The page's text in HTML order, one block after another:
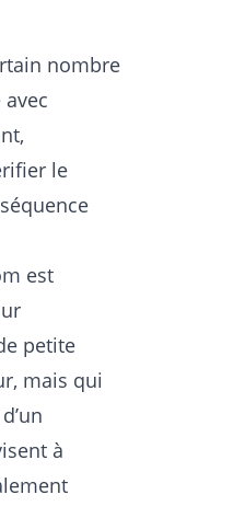
nombre
le
est
petite
mais qui
à